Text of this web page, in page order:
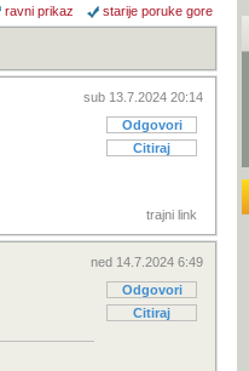
ravni prikaz starije poruke gore
sub 13.7.2024 20:14
Odgovori
Citiraj
trajni link
ned 14.7.2024 6:49
Odgovori
Citiraj